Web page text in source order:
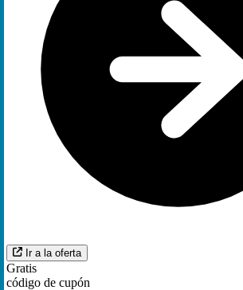
Ir a la oferta
Gratis
código de cupón